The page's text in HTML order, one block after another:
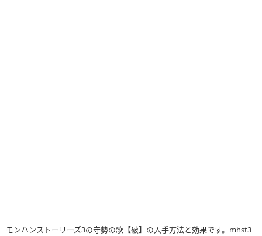
モンハンストーリーズ3の守勢の歌【破】の入手方法と効果です。mhst3